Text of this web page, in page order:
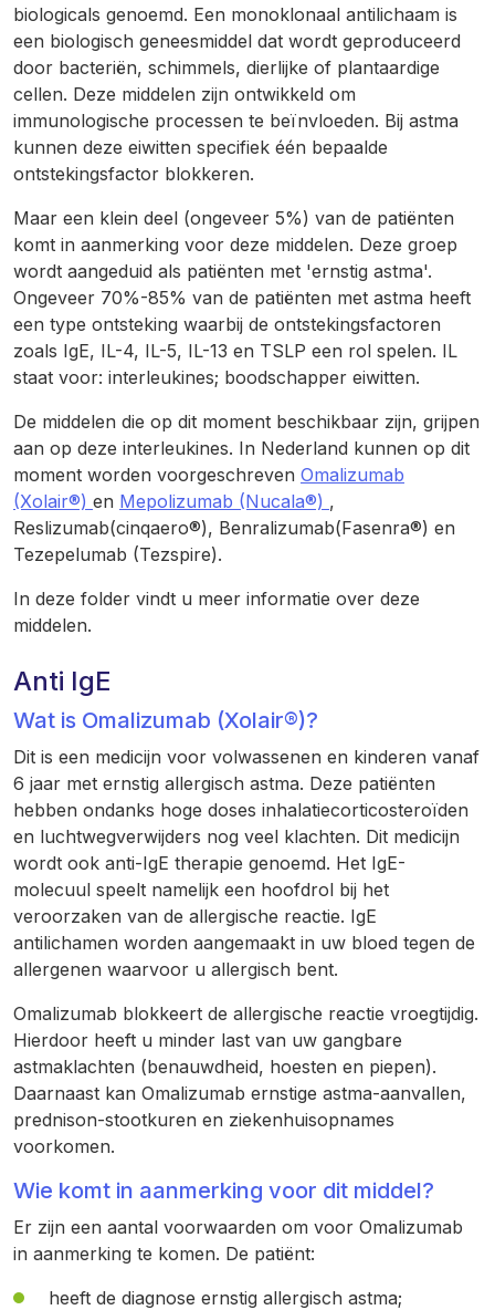
biologicals genoemd. Een monoklonaal antilichaam is
een biologisch geneesmiddel dat wordt geproduceerd
door bacteriën, schimmels, dierlijke of plantaardige
cellen. Deze middelen zijn ontwikkeld om
immunologische processen te beïnvloeden. Bij astma
kunnen deze eiwitten specifiek één bepaalde
ontstekingsfactor blokkeren.
Maar een klein deel (ongeveer 5%) van de patiënten
komt in aanmerking voor deze middelen. Deze groep
wordt aangeduid als patiënten met 'ernstig astma'.
Ongeveer 70%-85% van de patiënten met astma heeft
een type ontsteking waarbij de ontstekingsfactoren
zoals IgE, IL-4, IL-5, IL-13 en TSLP een rol spelen. IL
staat voor: interleukines; boodschapper eiwitten.
De middelen die op dit moment beschikbaar zijn, grijpen
aan op deze interleukines. In Nederland kunnen op dit
moment worden voorgeschreven Omalizumab
(Xolair®) en Mepolizumab (Nucala®) ,
Reslizumab(cinqaero®), Benralizumab(Fasenra®) en
Tezepelumab (Tezspire).
In deze folder vindt u meer informatie over deze
middelen.
Anti IgE
Wat is Omalizumab (Xolair®)?
Dit is een medicijn voor volwassenen en kinderen vanaf
6 jaar met ernstig allergisch astma. Deze patiënten
hebben ondanks hoge doses inhalatiecorticosteroïden
en luchtwegverwijders nog veel klachten. Dit medicijn
wordt ook anti-IgE therapie genoemd. Het IgE-
molecuul speelt namelijk een hoofdrol bij het
veroorzaken van de allergische reactie. IgE
antilichamen worden aangemaakt in uw bloed tegen de
allergenen waarvoor u allergisch bent.
Omalizumab blokkeert de allergische reactie vroegtijdig.
Hierdoor heeft u minder last van uw gangbare
astmaklachten (benauwdheid, hoesten en piepen).
Daarnaast kan Omalizumab ernstige astma-aanvallen,
prednison-stootkuren en ziekenhuisopnames
voorkomen.
Wie komt in aanmerking voor dit middel?
Er zijn een aantal voorwaarden om voor Omalizumab
in aanmerking te komen. De patiënt:
heeft de diagnose ernstig allergisch astma;